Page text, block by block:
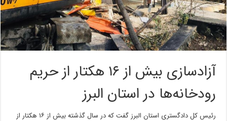
آزادسازی بیش از ۱۶ هکتار از حریم
رودخانه‌ها در استان البرز
رئیس کل دادگستری استان البرز گفت که در سال گذشته بیش از ۱۶ هکتار از